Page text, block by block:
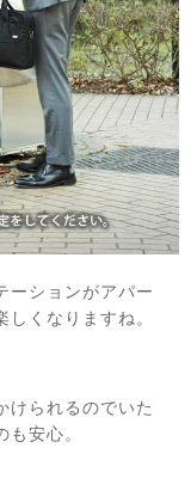
ーションがアパー
しくなりますね。
けられるのでいた
安心。